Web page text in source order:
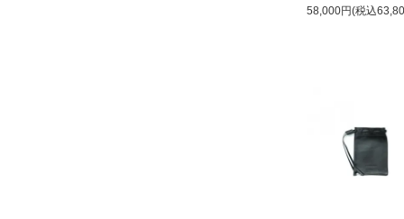
58,000円(税込